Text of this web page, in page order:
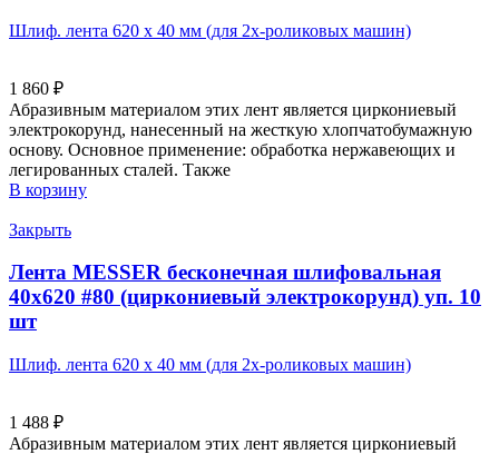
Шлиф. лента 620 х 40 мм (для 2х-роликовых машин)
1 860 ₽
Абразивным материалом этих лент является циркониевый
электрокорунд, нанесенный на жесткую хлопчатобумажную
основу. Основное применение: обработка нержавеющих и
легированных сталей. Также
В корзину
Закрыть
Лента MESSER бесконечная шлифовальная
40х620 #80 (циркониевый электрокорунд) уп. 10
шт
Шлиф. лента 620 х 40 мм (для 2х-роликовых машин)
1 488 ₽
Абразивным материалом этих лент является циркониевый